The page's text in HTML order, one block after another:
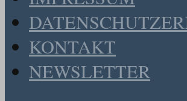
KONTAKT
NEWSLETTER